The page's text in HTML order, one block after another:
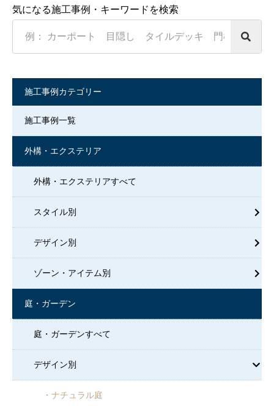
気になる施工事例・キーワードを検索
Search
https://www.souensha.co.jp/
施工事例カテゴリー
施工事例一覧
外構・エクステリア
外構・エクステリアすべて
スタイル別
デザイン別
ゾーン・アイテム別
庭・ガーデン
庭・ガーデンすべて
デザイン別
ナチュラル庭